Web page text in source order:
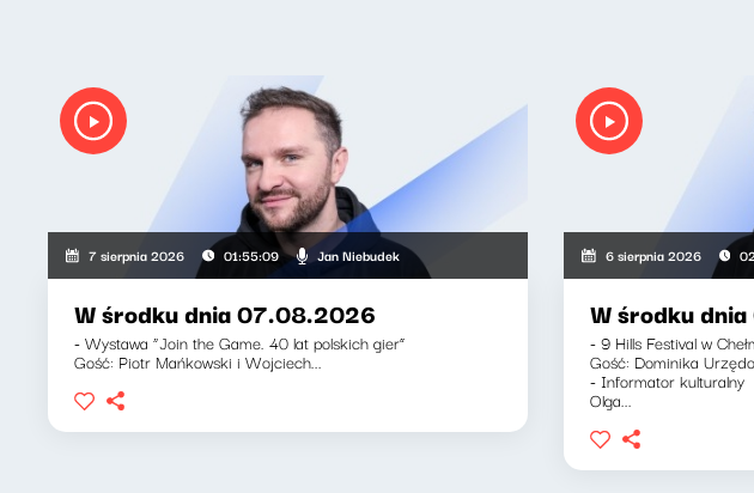
7 sierpnia 2026 01:55:09 Jan Niebudek
W środku dnia 07.08.2026
- Wystawa “Join the Game. 40 lat polskich gier”
Gość: Piotr Mańkowski i Wojciech...
6 sierpnia 2026
W środku
- 9 Hills Festival w
Gość: Dominika
- Informator kulturalny
Olga...